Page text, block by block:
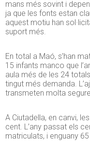
mans més sovint i
ja que les fonts estan
aquest motiu han
suport més.
En total a Maó, s’han
15 infants manco que
aula més de les 24
tingut més demanda.
transmeten molta
A Ciutadella, en canvi,
cent. L’any passat els
matriculats, i enguany